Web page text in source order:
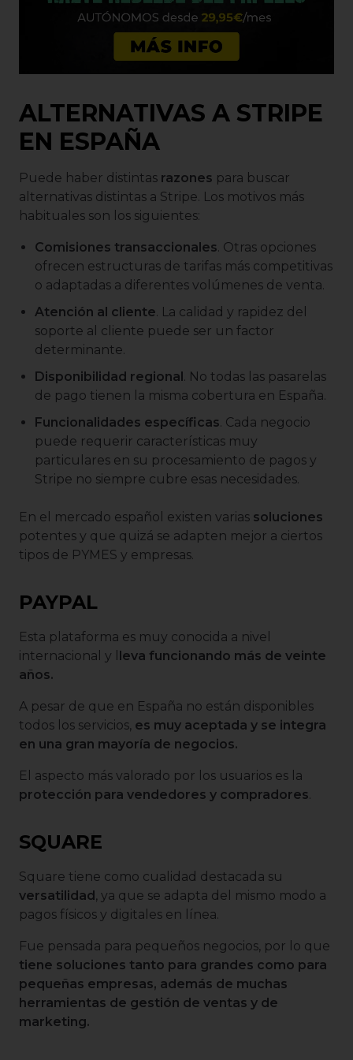
ALTERNATIVAS A STRIPE
EN ESPAÑA
Puede haber distintas razones para buscar
alternativas distintas a Stripe. Los motivos más
habituales son los siguientes:
Comisiones transaccionales. Otras opciones
ofrecen estructuras de tarifas más competitivas
o adaptadas a diferentes volúmenes de venta.
Atención al cliente. La calidad y rapidez del
soporte al cliente puede ser un factor
determinante.
Disponibilidad regional. No todas las pasarelas
de pago tienen la misma cobertura en España.
Funcionalidades específicas. Cada negocio
puede requerir características muy
particulares en su procesamiento de pagos y
Stripe no siempre cubre esas necesidades.
En el mercado español existen varias soluciones
potentes y que quizá se adapten mejor a ciertos
tipos de PYMES y empresas.
PAYPAL
Esta plataforma es muy conocida a nivel
internacional y l leva funcionando más de veinte
años.
A pesar de que en España no están disponibles
todos los servicios, es muy aceptada y se integra
en una gran mayoría de negocios.
El aspecto más valorado por los usuarios es la
protección para vendedores y compradores.
SQUARE
Square tiene como cualidad destacada su
versatilidad, ya que se adapta del mismo modo a
pagos físicos y digitales en línea.
Fue pensada para pequeños negocios, por lo que
tiene soluciones tanto para grandes como para
pequeñas empresas, además de muchas
herramientas de gestión de ventas y de
marketing.